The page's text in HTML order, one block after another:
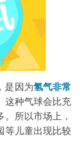
是因为氢气非常
这种气球会比充
所以市场上，
等儿童出现比较